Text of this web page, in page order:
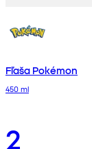
Fľaša Pokémon
450 ml
2